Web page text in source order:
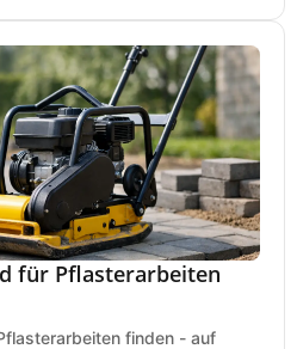
für Pflasterarbeiten
finden - auf